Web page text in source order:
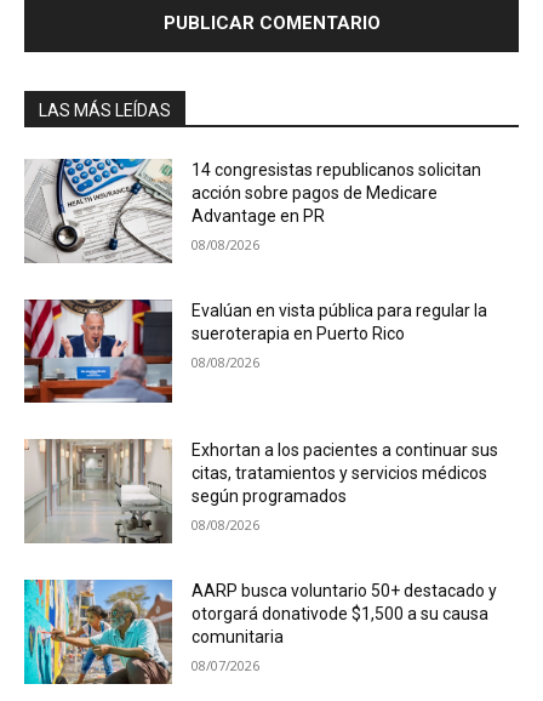
LAS MÁS LEÍDAS
14 congresistas republicanos solicitan
acción sobre pagos de Medicare
Advantage en PR
08/08/2026
Evalúan en vista pública para regular la
sueroterapia en Puerto Rico
08/08/2026
Exhortan a los pacientes a continuar sus
citas, tratamientos y servicios médicos
según programados
08/08/2026
AARP busca voluntario 50+ destacado y
otorgará donativode $1,500 a su causa
comunitaria
08/07/2026